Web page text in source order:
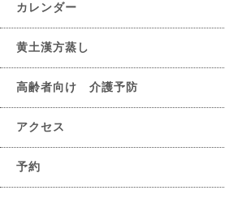
カレンダー
黄土漢方蒸し
高齢者向け 介護予防
アクセス
予約